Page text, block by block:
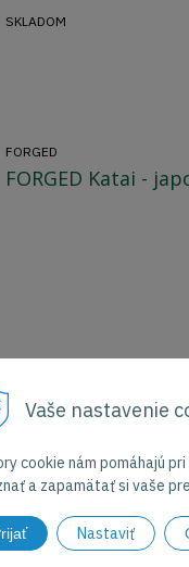
Vaše nastavenie
cookie nám pomáhajú
a zapamätať si vaše
Nastaviť
SKLADOM
FORGED
FORGED Katai -
Nôž Santoku v